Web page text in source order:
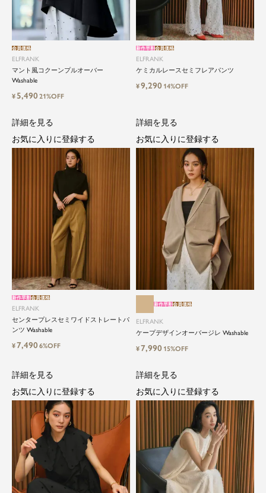
ElegantとFrankをテーマに、時代を超
えて愛されるアイテムを
ELFRANK（エルフランク）は、「上品さ」と「気
さくさ」をバランスよく取り入れた、大人のため
のカジュアルブランドです。
毎日の中に自然と取り入れたくなる、でもどこか
目を引く。そんな日常と特別の間を行き来するス
タイルを提案しています。
close
ELFRANK
マント風コクーンプルオーバー
Washable
会員価格
¥5,49021%OFF
ELFRANK
ケミカルレースセミフレアパンツ
新作早割会員価格
¥9,290 14%OFF
ELFRANK
センタープレスセミワイドストレートパ
ンツ Washable
新作早割会員価格
¥7,4906%OFF
詳細を見る
お気に入りに登録する
ELFRANK
ケープデザインオーバージレ Washable
新作早割会員価格
¥7,990 15%OFF
詳細を見る
お気に入りに登録する
詳細を見る
お気に入りに登録する
詳細を見る
お気に入りに登録する